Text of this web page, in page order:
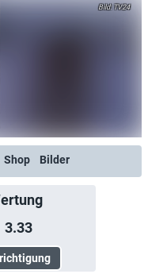
TV24
Shop Bilder
3.33